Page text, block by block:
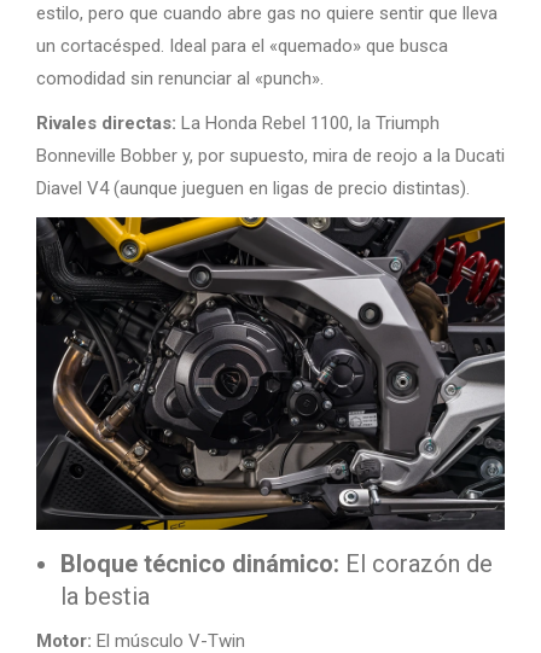
estilo, pero que cuando abre gas no quiere sentir que lleva
un cortacésped. Ideal para el «quemado» que busca
comodidad sin renunciar al «punch».
Rivales directas: La Honda Rebel 1100, la Triumph
Bonneville Bobber y, por supuesto, mira de reojo a la Ducati
Diavel V4 (aunque jueguen en ligas de precio distintas).
Bloque técnico dinámico: El corazón de
la bestia
Motor: El músculo V-Twin